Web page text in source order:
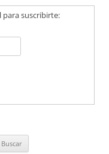
suscribirte: